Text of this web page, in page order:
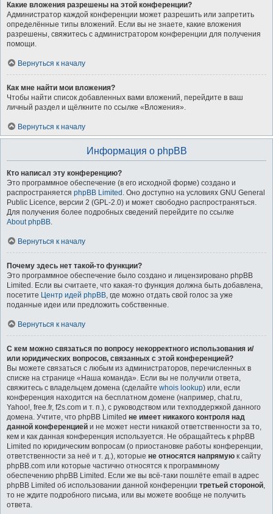
Какие вложения разрешены на этой конференции?
Администратор каждой конференции может разрешить или запретить
определённые типы вложений. Если вы не знаете, какие вложения
разрешены, свяжитесь с администратором конференции для получения
помощи.
Вернуться к началу
Как мне найти мои вложения?
Чтобы найти список добавленных вами вложений, перейдите в ваш
личный раздел и щёлкните по ссылке «Вложения».
Вернуться к началу
Информация о phpBB
Кто написал эту конференцию?
Это программное обеспечение (в его исходной форме) создано и
распространяется phpBB Limited . Оно доступно на условиях GNU General
Public Licence, версии 2 (GPL-2.0) и может свободно распространяться.
Для получения более подробных сведений перейдите по ссылке
About phpBB.
Вернуться к началу
Почему здесь нет такой-то функции?
Это программное обеспечение было создано и лицензировано phpBB
Limited. Если вы считаете, что какая-то функция должна быть добавлена,
посетите Центр идей phpBB, где можно отдать свой голос за уже
поданные идеи или предложить собственные.
Вернуться к началу
С кем можно связаться по вопросу некорректного использования и/
или юридических вопросов, связанных с этой конференцией?
Вы можете связаться с любым из администраторов, перечисленных в
списке на странице «Наша команда». Если вы не получили ответа,
свяжитесь с владельцем домена (сделайте whois lookup) или, если
конференция находится на бесплатном домене (например, chat.ru,
Yahoo!, free.fr, f2s.com и т. п.), с руководством или техподдержкой данного
домена. Учтите, что phpBB Limited не имеет никакого контроля над
данной конференцией и не может нести никакой ответственности за то,
кем и как данная конференция используется. Не обращайтесь к phpBB
Limited по юридическим вопросам (о приостановке работы конференции,
ответственности за неё и т. д.), которые не относятся напрямую к сайту
phpBB.com или которые частично относятся к программному
обеспечению phpBB Limited. Если же вы всё-таки пошлёте email в адрес
phpBB Limited об использовании данной конференции третьей стороной,
то не ждите подробного письма, или вы можете вообще не получить
ответа.